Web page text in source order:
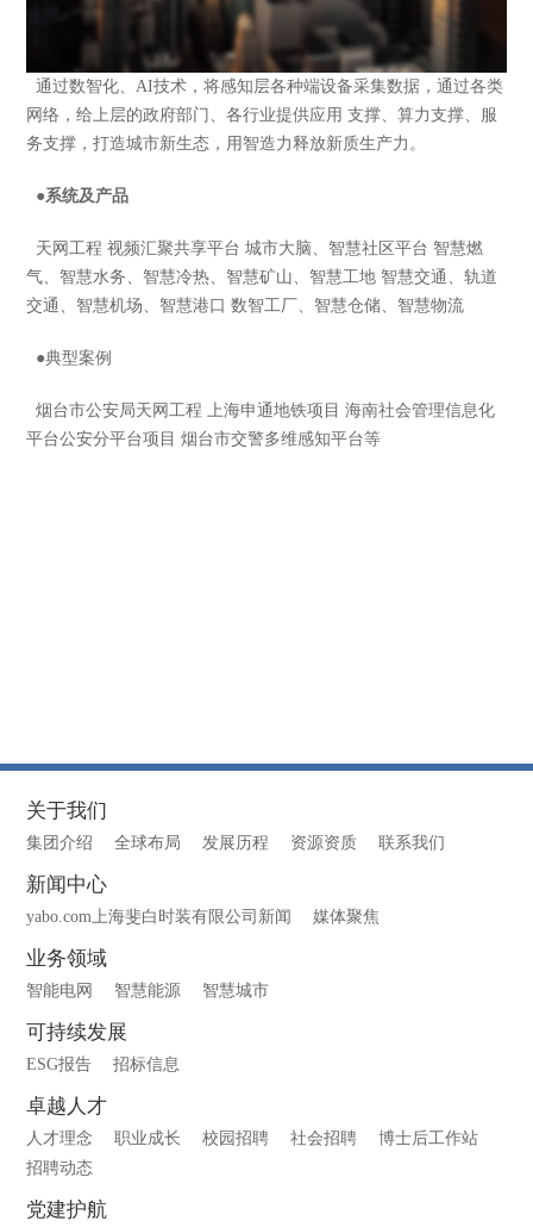
通过数智化、AI技术，将感知层各种端设备采集数据，通过各类
网络，给上层的政府部门、各行业提供应用 支撑、算力支撑、服
务支撑，打造城市新生态，用智造力释放新质生产力。
●系统及产品
天网工程 视频汇聚共享平台 城市大脑、智慧社区平台 智慧燃
气、智慧水务、智慧冷热、智慧矿山、智慧工地 智慧交通、轨道
交通、智慧机场、智慧港口 数智工厂、智慧仓储、智慧物流
●典型案例
烟台市公安局天网工程 上海申通地铁项目 海南社会管理信息化
平台公安分平台项目 烟台市交警多维感知平台等
关于我们
集团介绍 全球布局 发展历程 资源资质 联系我们
新闻中心
yabo.com上海斐白时装有限公司新闻 媒体聚焦
业务领域
智能电网 智慧能源 智慧城市
可持续发展
ESG报告 招标信息
卓越人才
人才理念 职业成长 校园招聘 社会招聘
博士后工作站
招聘动态
党建护航